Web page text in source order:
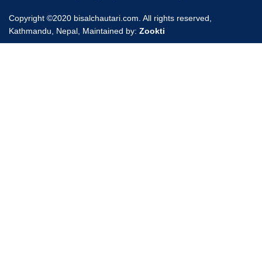
Copyright ©2020 bisalchautari.com. All rights reserved,
Kathmandu, Nepal, Maintained by: Zookti